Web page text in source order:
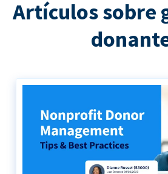
Artículos sobre